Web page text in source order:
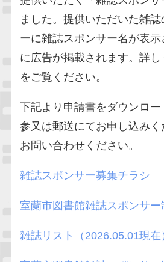
ました。提供いただいた雑
ーに雑誌スポンサー名が表
に広告が掲載されます。詳
をご覧ください。
下記より申請書をダウンロ
参又は郵送にてお申し込み
お問い合わせください。
雑誌スポンサー募集チラシ
室蘭市図書館雑誌スポンサ
雑誌リスト（2026.05.01現在